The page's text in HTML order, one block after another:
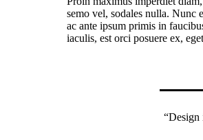
semo vel, sodales nulla. Nunc
ac ante ipsum primis in
iaculis, est orci posuere ex,
“Design